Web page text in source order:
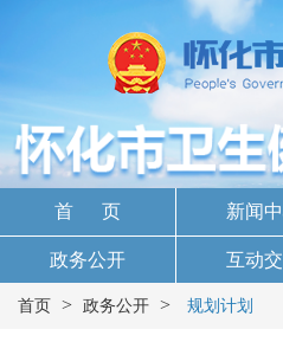
首 页 新闻
政务公开 互动
首页 > 政务公开 > 规划计划